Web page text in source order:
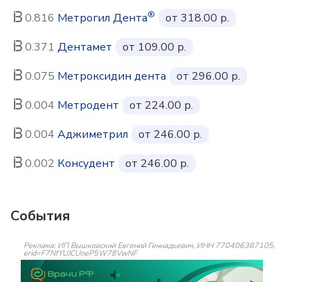
0.816 Метрогил Дента®
от 318.00 р.
0.371 Дентамет
от 109.00 р.
0.075 Метроксидин дента
от 296.00 р.
0.004 Метродент
от 224.00 р.
0.004 Аджиметрил
от 246.00 р.
0.002 Консудент от 246.00 р.
События
Реклама: ИП Вышковский Евгений Геннадьевич, ИНН 770406387105,
erid=F7NfYUJCUneP5W78VwNF